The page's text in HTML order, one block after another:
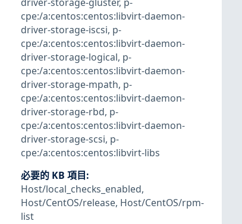
cpe:/a:centos:centos:libvirt-daemon-
driver-storage-iscsi, p-
cpe:/a:centos:centos:libvirt-daemon-
driver-storage-logical, p-
cpe:/a:centos:centos:libvirt-daemon-
driver-storage-mpath, p-
cpe:/a:centos:centos:libvirt-daemon-
driver-storage-rbd, p-
cpe:/a:centos:centos:libvirt-daemon-
driver-storage-scsi, p-
cpe:/a:centos:centos:libvirt-libs
必要的 KB 項目:
Host/local_checks_enabled,
Host/CentOS/release, Host/CentOS/rpm-
list